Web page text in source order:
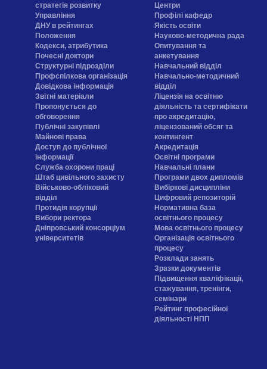
стратегія розвитку
Управління
ДНУ в рейтингах
Положення
Кодекси, атрибутика
Почесні доктори
Структурні підрозділи
Профспілкова організація
Довідкова інформація
Звітні матеріали
Пропонується до
обговорення
Публічні закупівлі
Майнові права
Доступ до публічної
інформації
Служба охорони праці
Штаб цивільного захисту
Військово-обліковий
відділ
Протидія корупції
Вибори ректора
Дніпровський консорціум
університетів
Центри
Профілі кафедр
Якість освіти
Науково-методична рада
Опитування та
анкетування
Навчальний відділ
Навчально-методичний
відділ
Ліцензія на освітню
діяльність та сертифікати
про акредитацію,
ліцензований обсяг та
контингент
Акредитація
Освітні програми
Навчальні плани
Програми двох дипломів
Вибіркові дисципліни
Цифровий репозиторій
Нормативна база
освітнього процесу
Мова освітнього процесу
Організація освітнього
процесу
Розклади занять
Зразки документів
Підвищення кваліфікації,
стажування, тренінги,
семінари
Рейтинг професійної
діяльності НПП